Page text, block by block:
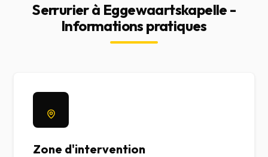
Serrurier à Eggewaartskapelle -
Informations pratiques
Zone d'intervention